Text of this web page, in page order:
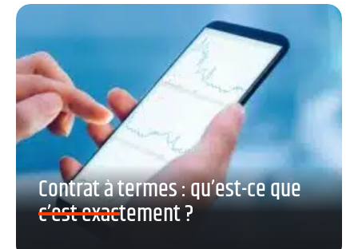
Contrat à termes : qu’est-ce que
c’est exactement ?